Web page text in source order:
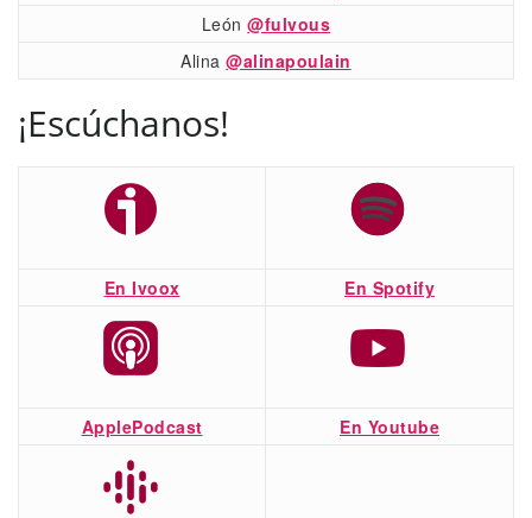
León@fulvous
Alina@alinapoulain
¡Escúchanos!
En Ivoox En Spotify
ApplePodcast En Youtube